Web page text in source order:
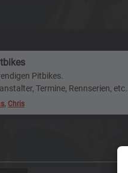
Pitbikes.
Termine, Rennserien, etc...
, Chris